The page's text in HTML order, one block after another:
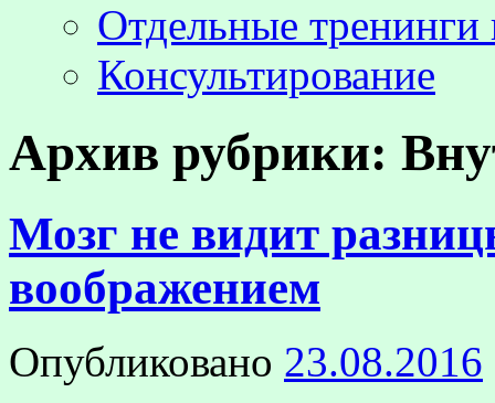
Отдельные тренинги
Консультирование
Архив рубрики:
Мозг не видит
воображением
Опубликовано 23.08.2016